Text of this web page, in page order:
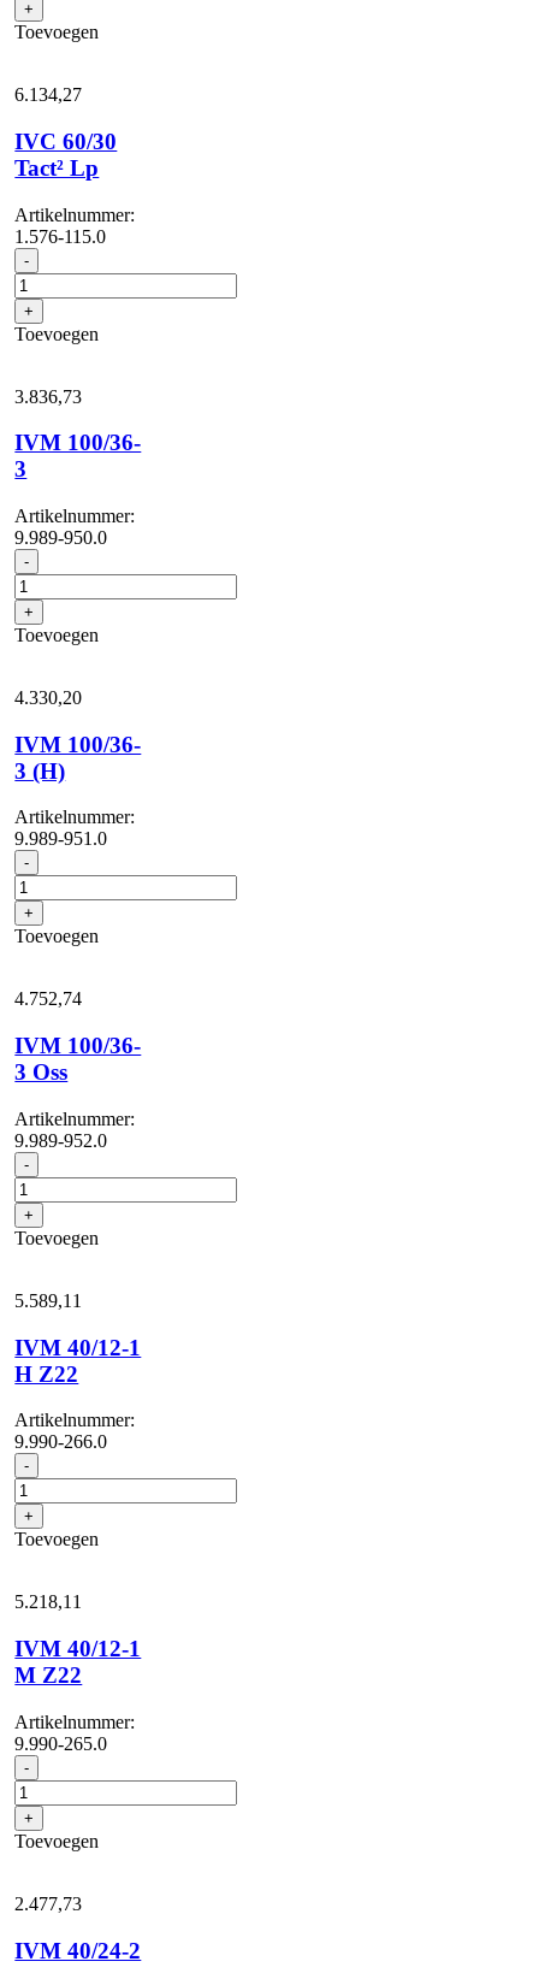
aantal
+
Toevoegen
6.134,27
IVC 60/30
Tact² Lp
Artikelnummer:
1.576-115.0
- IVC
60/30
Tact²
Lp
aantal
+
Toevoegen
3.836,73
IVM 100/36-
3
Artikelnummer:
9.989-950.0
- IVM
100/36-
3
aantal
+
Toevoegen
4.330,20
IVM 100/36-
3 (H)
Artikelnummer:
9.989-951.0
- IVM
100/36-
3
(H)
aantal
+
Toevoegen
4.752,74
IVM 100/36-
3 Oss
Artikelnummer:
9.989-952.0
- IVM
100/36-
3
Oss
aantal
+
Toevoegen
5.589,11
IVM 40/12-1
H Z22
Artikelnummer:
9.990-266.0
- IVM
40/12-
1
H
Z22
+
Toevoegen
5.218,11
IVM 40/12-1
M Z22
Artikelnummer:
9.990-265.0
- IVM
40/12-
1
M
Z22
+
Toevoegen
2.477,73
IVM 40/24-2